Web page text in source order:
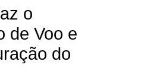
o
de Voo e
do